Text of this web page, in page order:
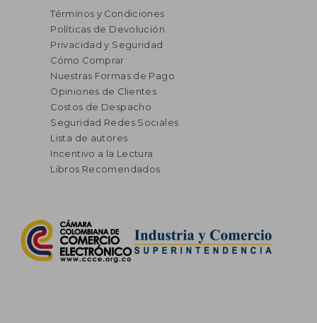
Términos y Condiciones
Políticas de Devolución
Privacidad y Seguridad
Cómo Comprar
Nuestras Formas de Pago
Opiniones de Clientes
Costos de Despacho
Seguridad Redes Sociales
Lista de autores
Incentivo a la Lectura
Libros Recomendados